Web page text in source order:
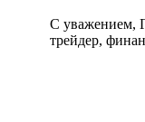
С уважением,
трейдер,